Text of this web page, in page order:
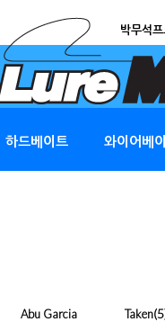
박무석
하드베이트 와이어베
Abu Garcia Taken